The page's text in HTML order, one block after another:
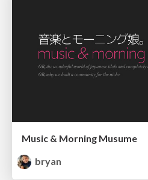
Music & Morning Musume
bryan